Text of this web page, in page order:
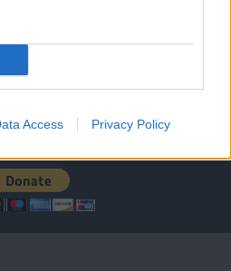
Access Privacy Policy
adományoddal